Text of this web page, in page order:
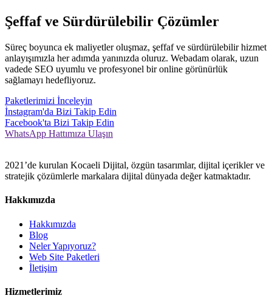
Şeffaf ve Sürdürülebilir Çözümler
Süreç boyunca ek maliyetler oluşmaz, şeffaf ve sürdürülebilir hizmet
anlayışımızla her adımda yanınızda oluruz. Webadam olarak, uzun
vadede SEO uyumlu ve profesyonel bir online görünürlük
sağlamayı hedefliyoruz.
Paketlerimizi İnceleyin
İnstagram'da Bizi Takip Edin
Facebook'ta Bizi Takip Edin
WhatsApp Hattımıza Ulaşın
2021’de kurulan Kocaeli Dijital, özgün tasarımlar, dijital içerikler ve
stratejik çözümlerle markalara dijital dünyada değer katmaktadır.
Hakkımızda
Hakkımızda
Blog
Neler Yapıyoruz?
Web Site Paketleri
İletişim
Hizmetlerimiz